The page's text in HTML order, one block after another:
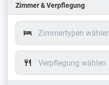
Zimmer & Verpflegung
Zimmertypen
Verpflegung wählen